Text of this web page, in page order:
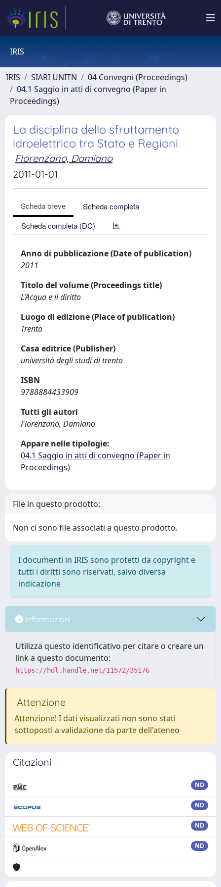
IRIS
IRIS SIARI UNITN
04 Convegni (Proceedings)
04.1 Saggio in atti di convegno (Paper in
Proceedings)
La disciplina dello sfruttamento
idroelettrico tra Stato e Regioni
Florenzano, Damiano
2011-01-01
Scheda breve
Scheda completa
Scheda completa (DC)
Anno di pubblicazione (Date of publication)
2011
Titolo del volume (Proceedings title)
L’Acqua e il diritto
Luogo di edizione (Place of publication)
Trento
Casa editrice (Publisher)
università degli studi di trento
ISBN
9788884433909
Tutti gli autori
Florenzano, Damiano
Appare nelle tipologie:
04.1 Saggio in atti di convegno (Paper in
Proceedings)
File in questo prodotto:
Non ci sono file associati a questo prodotto.
I documenti in IRIS sono protetti da copyright e
tutti i diritti sono riservati, salvo diversa
indicazione
Informazioni
Utilizza questo identificativo per citare o creare un
link a questo documento:
https://hdl.handle.net/11572/35176
Attenzione
Attenzione! I dati visualizzati non sono stati
sottoposti a validazione da parte dell'ateneo
Citazioni
ND
ND
ND
ND